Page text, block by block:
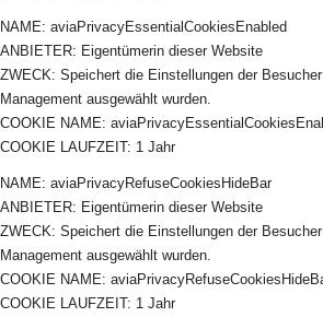
NAME: aviaPrivacyEssentialCookiesEnabled
ANBIETER: Eigentümerin dieser Website
ZWECK: Speichert die Einstellungen der
Management ausgewählt wurden.
COOKIE NAME:
COOKIE LAUFZEIT: 1 Jahr
NAME: aviaPrivacyRefuseCookiesHideBar
ANBIETER: Eigentümerin dieser Website
ZWECK: Speichert die Einstellungen der
Management ausgewählt wurden.
COOKIE NAME:
COOKIE LAUFZEIT: 1 Jahr